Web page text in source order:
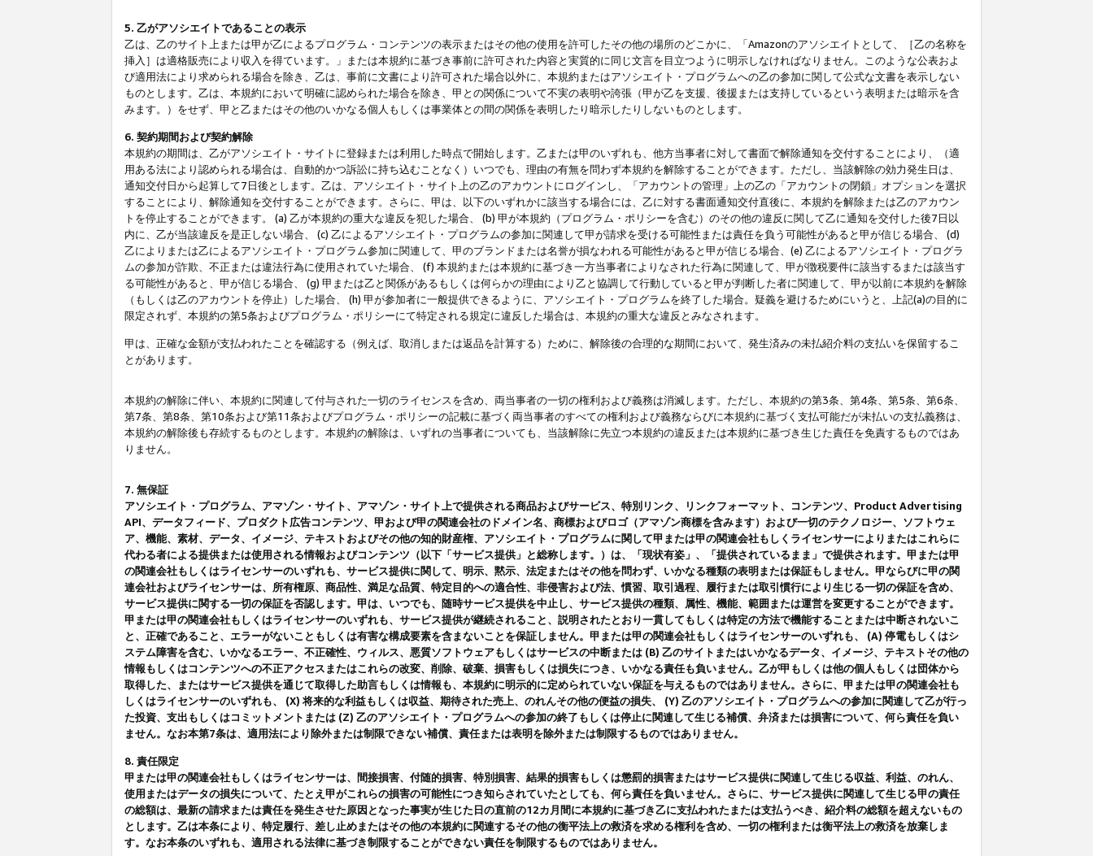
5. 乙がアソシエイトであることの表示
乙は、乙のサイト上または甲が乙によるプログラム・コンテンツの表示またはその他の使用を許可したその他の場所のどこかに、「Amazonのアソシエイトとして、［乙の名称を
挿入］は適格販売により収入を得ています。」または本規約に基づき事前に許可された内容と実質的に同じ文言を目立つように明示しなければなりません。このような公表およ
び適用法により求められる場合を除き、乙は、事前に文書により許可された場合以外に、本規約またはアソシエイト・プログラムへの乙の参加に関して公式な文書を表示しない
ものとします。乙は、本規約において明確に認められた場合を除き、甲との関係について不実の表明や誇張（甲が乙を支援、後援または支持しているという表明または暗示を含
みます。）をせず、甲と乙またはその他のいかなる個人もしくは事業体との間の関係を表明したり暗示したりしないものとします。
6. 契約期間および契約解除
本規約の期間は、乙がアソシエイト・サイトに登録または利用した時点で開始します。乙または甲のいずれも、他方当事者に対して書面で解除通知を交付することにより、（適
用ある法により認められる場合は、自動的かつ訴訟に持ち込むことなく）いつでも、理由の有無を問わず本規約を解除することができます。ただし、当該解除の効力発生日は、
通知交付日から起算して7日後とします。乙は、アソシエイト・サイト上の乙のアカウントにログインし、「アカウントの管理」上の乙の「アカウントの閉鎖」オプションを選択
することにより、解除通知を交付することができます。さらに、甲は、以下のいずれかに該当する場合には、乙に対する書面通知交付直後に、本規約を解除または乙のアカウン
トを停止することができます。 (a) 乙が本規約の重大な違反を犯した場合、 (b) 甲が本規約（プログラム・ポリシーを含む）のその他の違反に関して乙に通知を交付した後7日以
内に、乙が当該違反を是正しない場合、 (c) 乙によるアソシエイト・プログラムの参加に関連して甲が請求を受ける可能性または責任を負う可能性があると甲が信じる場合、 (d)
乙によりまたは乙によるアソシエイト・プログラム参加に関連して、甲のブランドまたは名誉が損なわれる可能性があると甲が信じる場合、(e) 乙によるアソシエイト・プログラ
ムの参加が詐欺、不正または違法行為に使用されていた場合、 (f) 本規約または本規約に基づき一方当事者によりなされた行為に関連して、甲が徴税要件に該当するまたは該当す
る可能性があると、甲が信じる場合、 (g) 甲または乙と関係があるもしくは何らかの理由により乙と協調して行動していると甲が判断した者に関連して、甲が以前に本規約を解除
（もしくは乙のアカウントを停止）した場合、 (h) 甲が参加者に一般提供できるように、アソシエイト・プログラムを終了した場合。疑義を避けるためにいうと、上記(a)の目的に
限定されず、本規約の第5条およびプログラム・ポリシーにて特定される規定に違反した場合は、本規約の重大な違反とみなされます。
甲は、正確な金額が支払われたことを確認する（例えば、取消しまたは返品を計算する）ために、解除後の合理的な期間において、発生済みの未払紹介料の支払いを保留するこ
とがあります。
本規約の解除に伴い、本規約に関連して付与された一切のライセンスを含め、両当事者の一切の権利および義務は消滅します。ただし、本規約の第3条、第4条、第5条、第6条、
第7条、第8条、第10条および第11条およびプログラム・ポリシーの記載に基づく両当事者のすべての権利および義務ならびに本規約に基づく支払可能だが未払いの支払義務は、
本規約の解除後も存続するものとします。本規約の解除は、いずれの当事者についても、当該解除に先立つ本規約の違反または本規約に基づき生じた責任を免責するものではあ
りません。
7. 無保証
アソシエイト・プログラム、アマゾン・サイト、アマゾン・サイト上で提供される商品およびサービス、特別リンク、リンクフォーマット、コンテンツ、Product Advertising
API、データフィード、プロダクト広告コンテンツ、甲および甲の関連会社のドメイン名、商標およびロゴ（アマゾン商標を含みます）および一切のテクノロジー、ソフトウェ
ア、機能、素材、データ、イメージ、テキストおよびその他の知的財産権、アソシエイト・プログラムに関して甲または甲の関連会社もしくライセンサーによりまたはこれらに
代わる者による提供または使用される情報およびコンテンツ（以下「サービス提供」と総称します。）は、「現状有姿」、「提供されているまま」で提供されます。甲または甲
の関連会社もしくはライセンサーのいずれも、サービス提供に関して、明示、黙示、法定またはその他を問わず、いかなる種類の表明または保証もしません。甲ならびに甲の関
連会社およびライセンサーは、所有権原、商品性、満足な品質、特定目的への適合性、非侵害および法、慣習、取引過程、履行または取引慣行により生じる一切の保証を含め、
サービス提供に関する一切の保証を否認します。甲は、いつでも、随時サービス提供を中止し、サービス提供の種類、属性、機能、範囲または運営を変更することができます。
甲または甲の関連会社もしくはライセンサーのいずれも、サービス提供が継続されること、説明されたとおり一貫してもしくは特定の方法で機能することまたは中断されないこ
と、正確であること、エラーがないこともしくは有害な構成要素を含まないことを保証しません。甲または甲の関連会社もしくはライセンサーのいずれも、 (A) 停電もしくはシ
ステム障害を含む、いかなるエラー、不正確性、ウィルス、悪質ソフトウェアもしくはサービスの中断または (B) 乙のサイトまたはいかなるデータ、イメージ、テキストその他の
情報もしくはコンテンツへの不正アクセスまたはこれらの改変、削除、破棄、損害もしくは損失につき、いかなる責任も負いません。乙が甲もしくは他の個人もしくは団体から
取得した、またはサービス提供を通じて取得した助言もしくは情報も、本規約に明示的に定められていない保証を与えるものではありません。さらに、甲または甲の関連会社も
しくはライセンサーのいずれも、 (X) 将来的な利益もしくは収益、期待された売上、のれんその他の便益の損失、 (Y) 乙のアソシエイト・プログラムへの参加に関連して乙が行っ
た投資、支出もしくはコミットメントまたは (Z) 乙のアソシエイト・プログラムへの参加の終了もしくは停止に関連して生じる補償、弁済または損害について、何ら責任を負い
ません。なお本第7条は、適用法により除外または制限できない補償、責任または表明を除外または制限するものではありません。
8. 責任限定
甲または甲の関連会社もしくはライセンサーは、間接損害、付随的損害、特別損害、結果的損害もしくは懲罰的損害またはサービス提供に関連して生じる収益、利益、のれん、
使用またはデータの損失について、たとえ甲がこれらの損害の可能性につき知らされていたとしても、何ら責任を負いません。さらに、サービス提供に関連して生じる甲の責任
の総額は、最新の請求または責任を発生させた原因となった事実が生じた日の直前の12カ月間に本規約に基づき乙に支払われたまたは支払うべき、紹介料の総額を超えないもの
とします。乙は本条により、特定履行、差し止めまたはその他の本規約に関連するその他の衡平法上の救済を求める権利を含め、一切の権利または衡平法上の救済を放棄しま
す。なお本条のいずれも、適用される法律に基づき制限することができない責任を制限するものではありません。